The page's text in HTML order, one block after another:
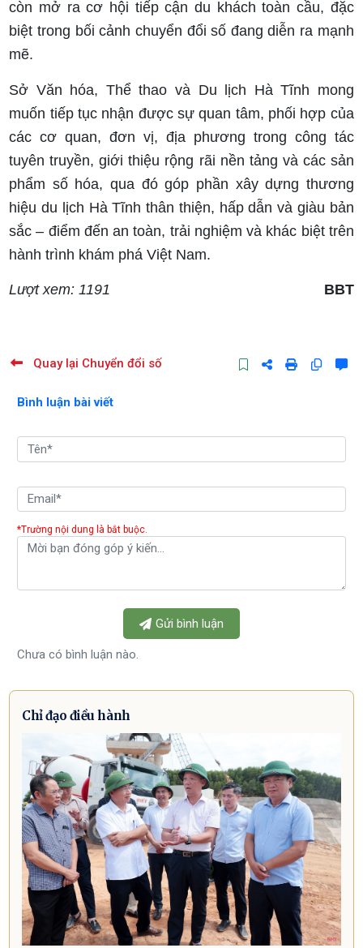
còn mở ra cơ hội tiếp cận du khách toàn cầu, đặc
biệt trong bối cảnh chuyển đổi số đang diễn ra mạnh
mẽ.
Sở Văn hóa, Thể thao và Du lịch Hà Tĩnh mong
muốn tiếp tục nhận được sự quan tâm, phối hợp của
các cơ quan, đơn vị, địa phương trong công tác
tuyên truyền, giới thiệu rộng rãi nền tảng và các sản
phẩm số hóa, qua đó góp phần xây dựng thương
hiệu du lịch Hà Tĩnh thân thiện, hấp dẫn và giàu bản
sắc – điểm đến an toàn, trải nghiệm và khác biệt trên
hành trình khám phá Việt Nam.
Lượt xem: 1191 BBT
Quay lại Chuyển đổi số
Bình luận bài viết
*Trường nội dung là bắt buộc.
Gửi bình luận
Chưa có bình luận nào.
Chỉ đạo điều hành